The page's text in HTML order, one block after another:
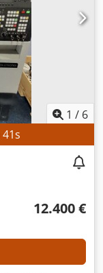
1 / 6
40s
12.400 €